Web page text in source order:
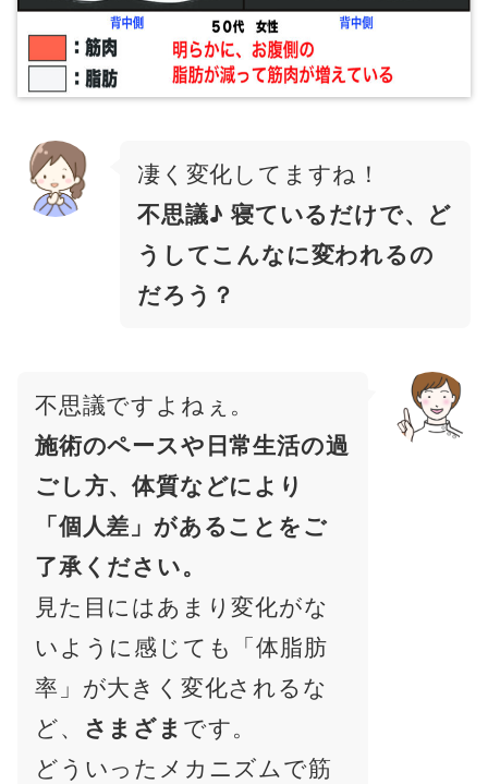
凄く変化してますね！
不思議♪ 寝ているだけで、ど
うしてこんなに変われるの
だろう？
不思議ですよねぇ。
施術のペースや日常生活の過
ごし方、体質などにより
「個人差」があることをご
了承ください。
見た目にはあまり変化がな
いように感じても「体脂肪
率」が大きく変化されるな
ど、 さまざま です。
どういったメカニズムで筋